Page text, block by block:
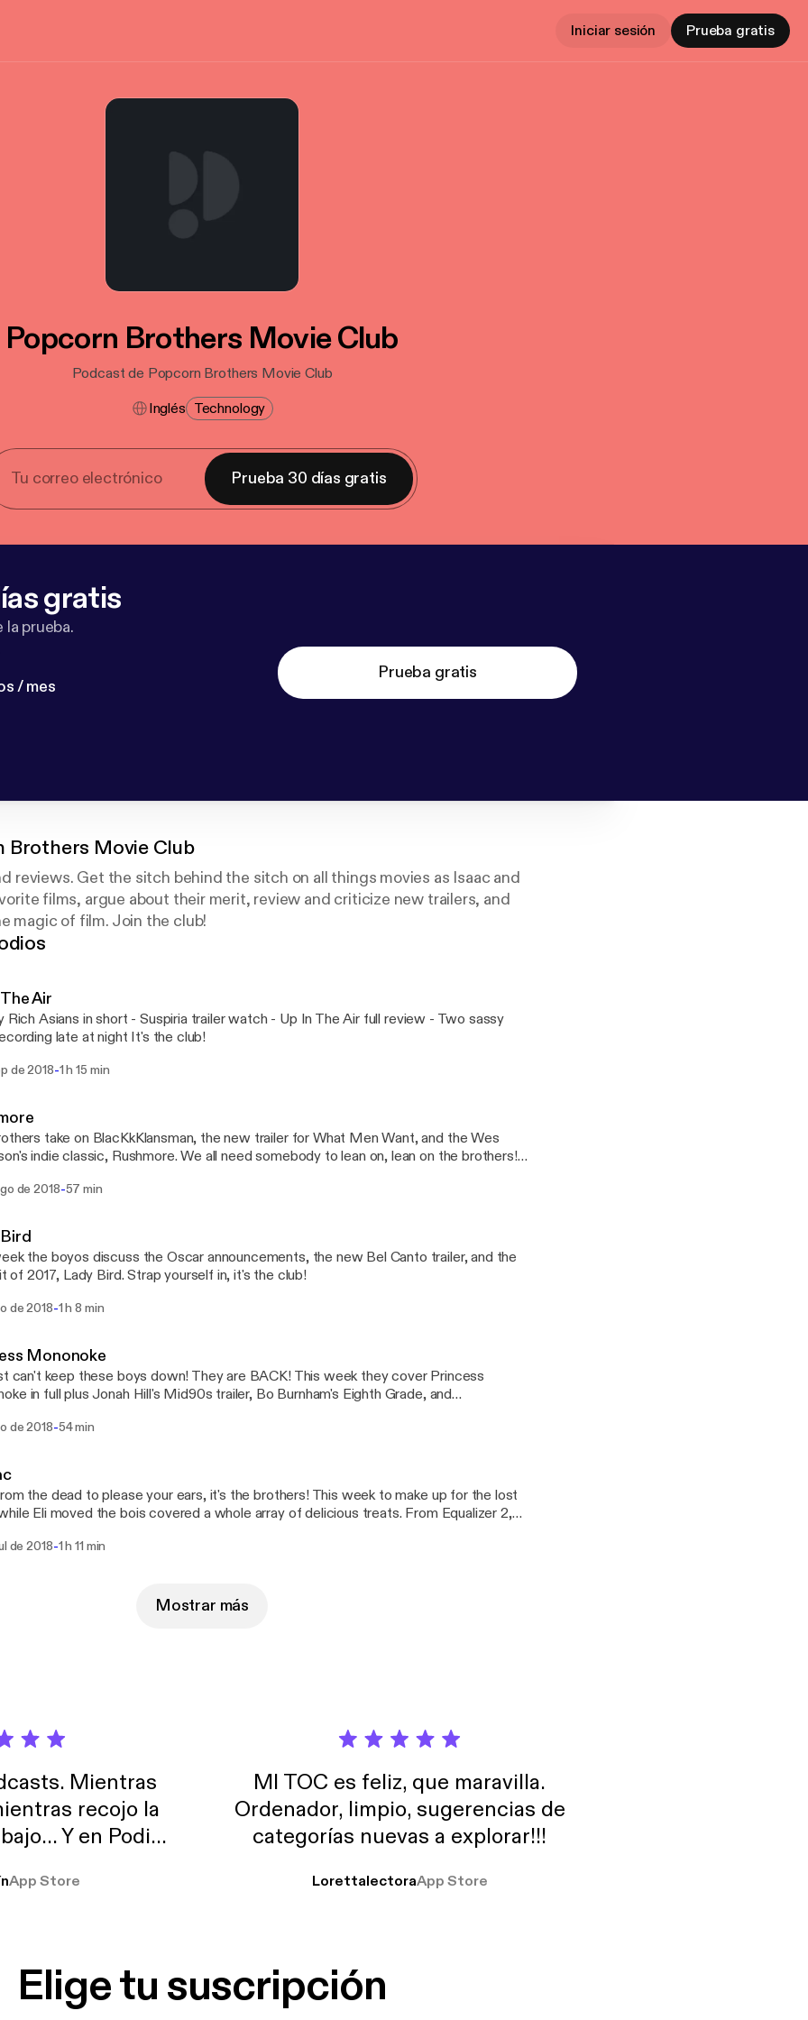
Iniciar sesión Prueba gratis
Popcorn Brothers Movie Club
Podcast de Popcorn Brothers Movie Club
Inglés Technology
Prueba 30 días gratis
gratis
prueba.
/ mes
Prueba gratis
Brothers Movie Club
reviews. Get the sitch behind the sitch on all things movies as Isaac and
films, argue about their merit, review and criticize new trailers, and
magic of film. Join the club!
Air
Rich Asians in short - Suspiria trailer watch - Up In The Air full review - Two sassy
late at night It's the club!
de 2018-1 h 15 min
take on BlacKkKlansman, the new trailer for What Men Want, and the Wes
indie classic, Rushmore. We all need somebody to lean on, lean on the brothers!
de 2018-57 min
the boyos discuss the Oscar announcements, the new Bel Canto trailer, and the
of 2017, Lady Bird. Strap yourself in, it's the club!
de 2018-1 h 8 min
Mononoke
can't keep these boys down! They are BACK! This week they cover Princess
in full plus Jonah Hill's Mid90s trailer, Bo Burnham's Eighth Grade, and
de 2018-54 min
the dead to please your ears, it's the brothers! This week to make up for the lost
Eli moved the bois covered a whole array of delicious treats. From Equalizer 2,
packed with tasty exposition. Grab your butter, it's the brothers!
de 2018-1 h 11 min
Mostrar más
Mientras
recojo la
Y en Podimo
de
App Store
MI TOC es feliz, que maravilla.
Ordenador, limpio, sugerencias de
categorías nuevas a explorar!!!
LorettalectoraApp Store
Elige tu suscripción